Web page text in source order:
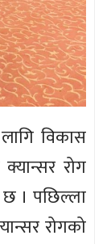
विकास
रोग
छ । पछिल्ला
रोगको